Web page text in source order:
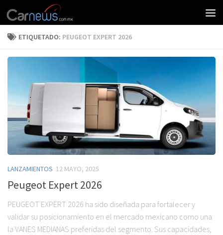
ETIQUETADO: PEUGEOT EXPERT 2026
LANZAMIENTOS 12 MAYO, 2025
Peugeot Expert 2026
PEUGEOT EXPERT 2026 ha sido diseñada para fortalecer y
validar su posicionamiento en el mercado mexicano como una
la VANES MEDIANAS preferidas del segmento. Sus capacidades,